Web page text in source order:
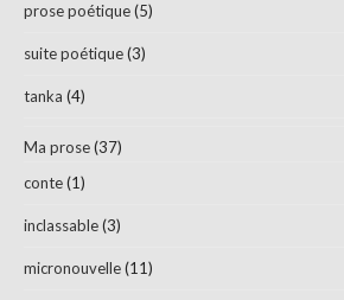
prose poétique(5)
suite poétique(3)
tanka (4)
Ma prose(37)
conte(1)
inclassable(3)
micronouvelle(11)